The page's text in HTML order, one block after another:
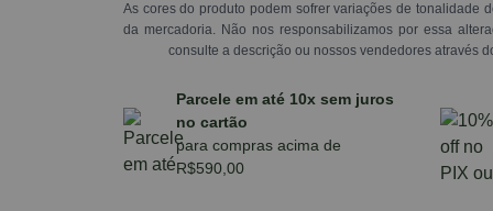
As cores do produto podem sofrer variações de tonalidade
da mercadoria. Não nos responsabilizamos por essa
consulte a descrição ou nossos vendedores através
Parcele em até 10x sem juros
no cartão
para compras acima de
R$590,00